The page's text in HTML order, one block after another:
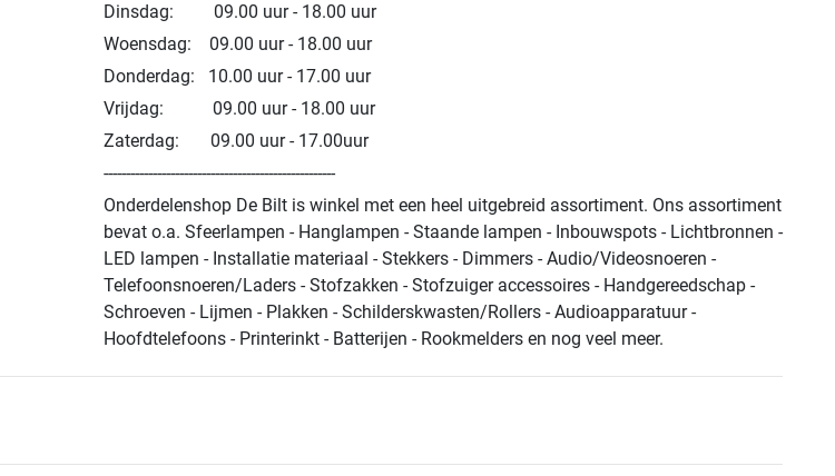
Dinsdag: 09.00 uur - 18.00 uur
Woensdag: 09.00 uur - 18.00 uur
Donderdag: 10.00 uur - 17.00 uur
Vrijdag: 09.00 uur - 18.00 uur
Zaterdag: 09.00 uur - 17.00uur
----------------------------------------------------
Onderdelenshop De Bilt is winkel met een heel uitgebreid assortiment. Ons assortiment
bevat o.a. Sfeerlampen - Hanglampen - Staande lampen - Inbouwspots - Lichtbronnen -
LED lampen - Installatie materiaal - Stekkers - Dimmers - Audio/Videosnoeren -
Telefoonsnoeren/Laders - Stofzakken - Stofzuiger accessoires - Handgereedschap -
Schroeven - Lijmen - Plakken - Schilderskwasten/Rollers - Audioapparatuur -
Hoofdtelefoons - Printerinkt - Batterijen - Rookmelders en nog veel meer.